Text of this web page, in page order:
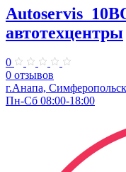
автотехцентры
0
0 отзывов
г.Анапа,
Пн-Сб 08:00-18:00